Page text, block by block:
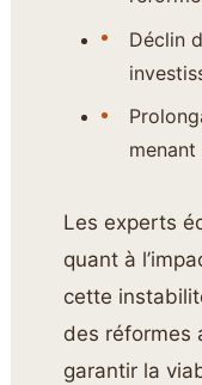
Déclin
menant
Les experts
quant à
cette
des réformes
garantir la